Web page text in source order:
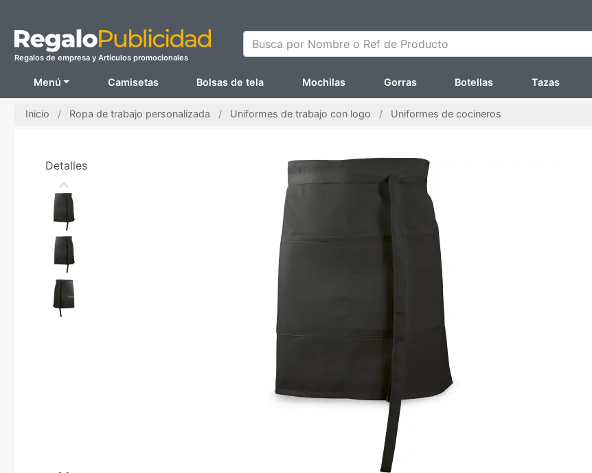
Regalos de empresa y Artículos promocionales
Busca por Nombre o Ref de Producto
Menú Camisetas Bolsas de tela Mochilas Gorras Botellas Tazas
Inicio Ropa de trabajo personalizada Uniformes de trabajo con logo Uniformes de cocineros
Detalles